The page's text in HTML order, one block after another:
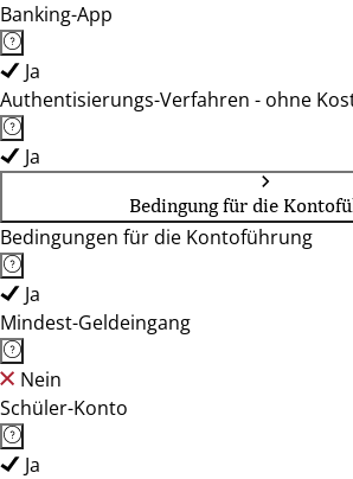
Banking-App
Ja
Authentisierungs-Verfahren - ohne
Ja
Bedingung für die
Bedingungen für die Kontoführung
Ja
Mindest-Geldeingang
Nein
Schüler-Konto
Ja